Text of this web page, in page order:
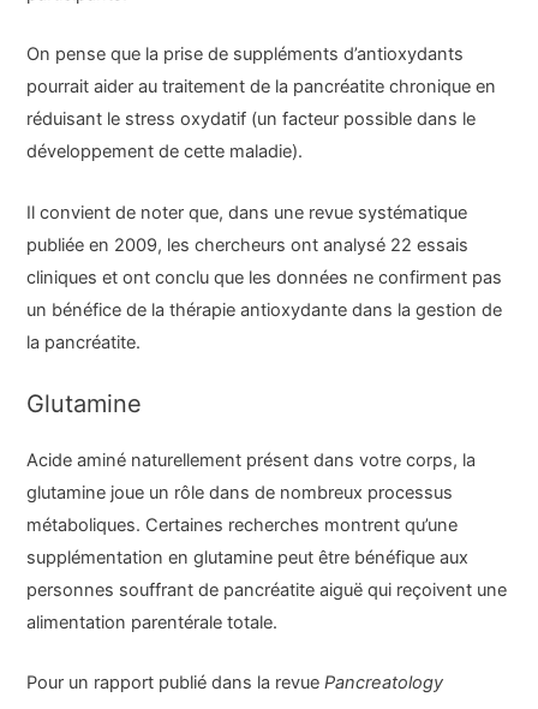
On pense que la prise de suppléments d’antioxydants
pourrait aider au traitement de la pancréatite chronique en
réduisant le stress oxydatif (un facteur possible dans le
développement de cette maladie).
Il convient de noter que, dans une revue systématique
publiée en 2009, les chercheurs ont analysé 22 essais
cliniques et ont conclu que les données ne confirment pas
un bénéfice de la thérapie antioxydante dans la gestion de
la pancréatite.
Glutamine
Acide aminé naturellement présent dans votre corps, la
glutamine joue un rôle dans de nombreux processus
métaboliques. Certaines recherches montrent qu’une
supplémentation en glutamine peut être bénéfique aux
personnes souffrant de pancréatite aiguë qui reçoivent une
alimentation parentérale totale.
Pour un rapport publié dans la revuePancreatology